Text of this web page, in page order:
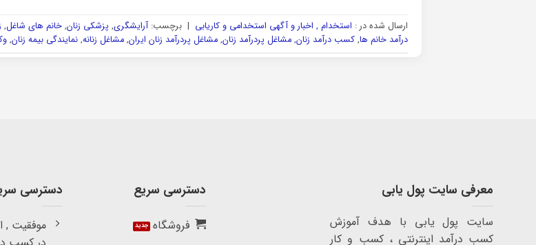
ارسال شده در : استخدام , اخبار و آگهی استخدامی و کاریابی | برچسب:آرایشگری, پزشکی زنان,خانم های شاغل,
درآمد خانم ها,کسب درآمد زنان,مشاغل پردرآمد زنان,مشاغل پردرآمد زنان ایران,مشاغل زنانه,نمایندگی بیمه زنان,
معرفی سایت پول یابی
سایت پول یابی با هدف آموزش
کسب درآمد اینترنتی ، کسب و کار
دسترسی سریع
فروشگاه
دسترسی
موفقیت ,